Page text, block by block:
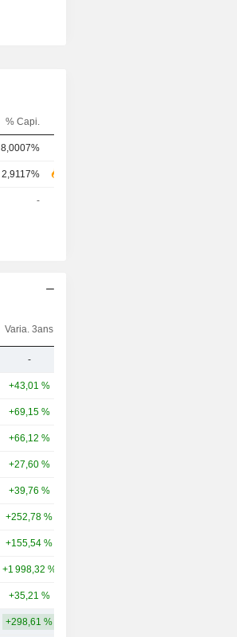
% Capi.
8,0007%
2,9117%
-
Varia. 3ans
-
+43,01 %
+69,15 %
+66,12 %
+27,60 %
+39,76 %
+252,78 %
+155,54 %
+1 998,32 %
+35,21 %
+298,61 %